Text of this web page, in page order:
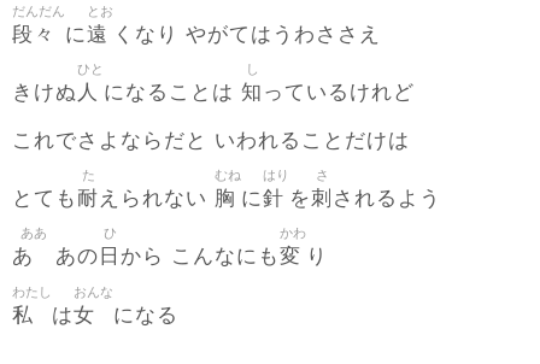
段々
だんだん
に遠
とお
くなり やがてはうわささえ
きけぬ 人
ひと
になることは 知
し
っているけれど
これでさよならだと いわれることだけは
とても 耐
た
えられない 胸
むね
に針
はり
を刺
さ
されるよう
あゝ
ああ
あの 日
ひ
から こんなにも変
かわ
り
私
わたし
は女
おんな
になる